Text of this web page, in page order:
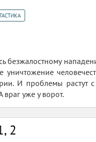
безжалостному
И проблемы растут с
уже у ворот.
2